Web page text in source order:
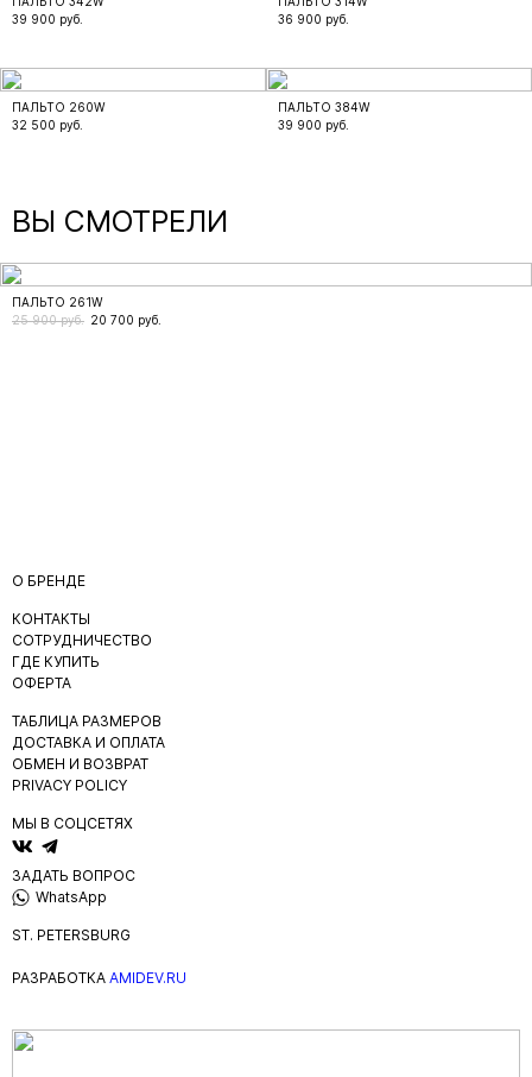
39 900 руб.
36 900 руб.
ПАЛЬТО 260W
32 500 руб.
ПАЛЬТО 384W
39 900 руб.
ВЫ СМОТРЕЛИ
ПАЛЬТО 261W
25 900 руб. 20 700 руб.
О БРЕНДЕ
КОНТАКТЫ
СОТРУДНИЧЕСТВО
ГДЕ КУПИТЬ
ОФЕРТА
ТАБЛИЦА РАЗМЕРОВ
ДОСТАВКА И ОПЛАТА
ОБМЕН И ВОЗВРАТ
PRIVACY POLICY
МЫ В СОЦСЕТЯХ
ЗАДАТЬ ВОПРОС
WhatsApp
ST. PETERSBURG
РАЗРАБОТКА AMIDEV.RU